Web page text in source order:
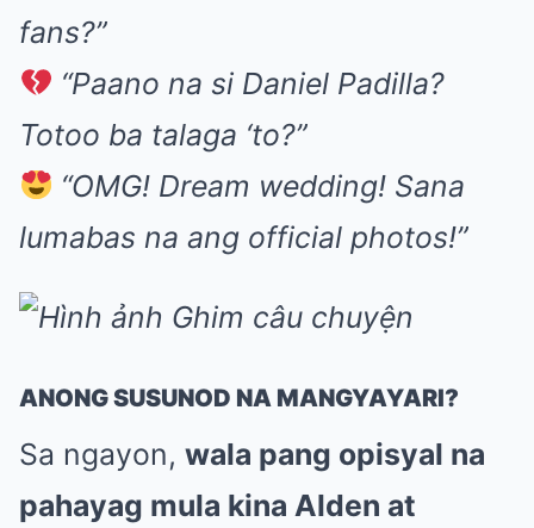
fans?”
“Paano na si Daniel Padilla?
Totoo ba talaga ‘to?”
“OMG! Dream wedding! Sana
lumabas na ang official photos!”
ANONG SUSUNOD NA MANGYAYARI?
Sa ngayon, wala pang opisyal na
pahayag mula kina Alden at